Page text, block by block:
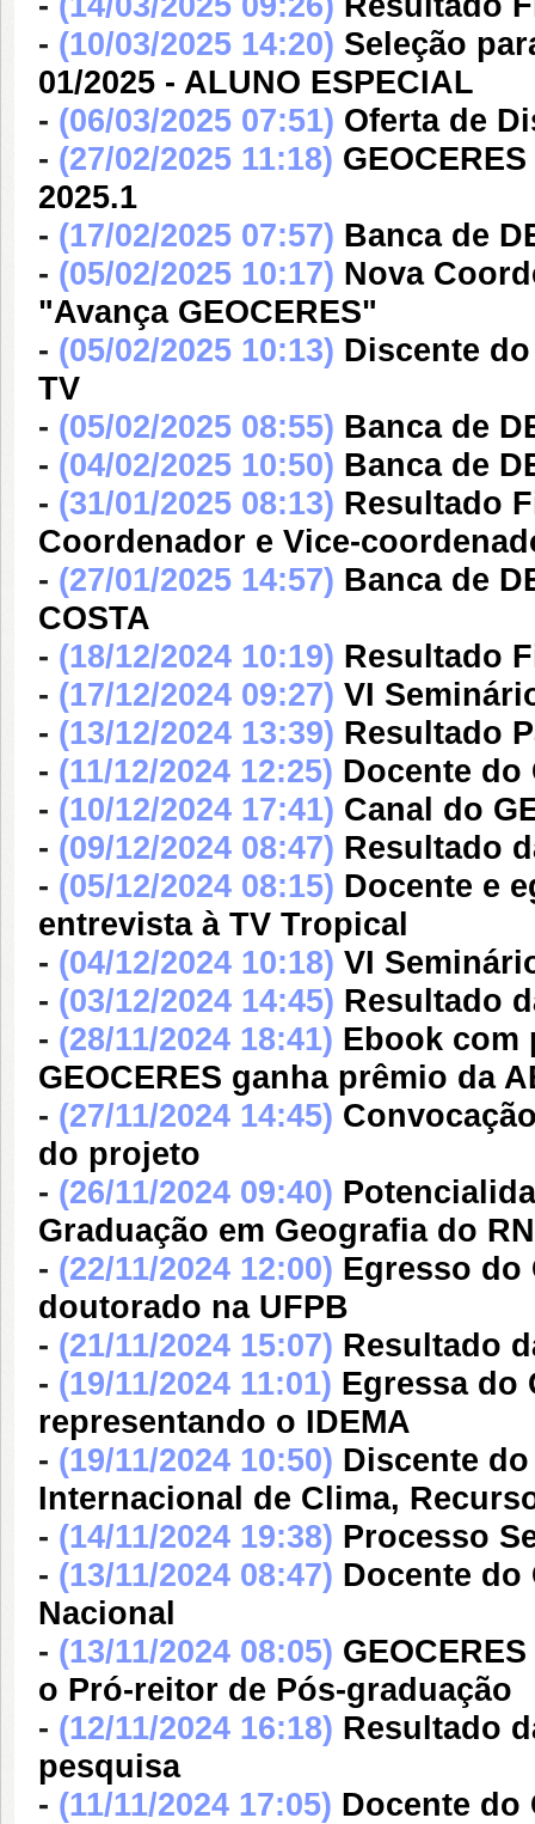
- (10/03/2025 14:20) Seleção
01/2025 - ALUNO ESPECIAL
- (06/03/2025 07:51) Oferta de
- (27/02/2025 11:18)
2025.1
- (17/02/2025 07:57) Banca de
- (05/02/2025 10:17) Nova
"Avança GEOCERES"
- (05/02/2025 10:13) Discente
TV
- (05/02/2025 08:55) Banca de
- (04/02/2025 10:50) Banca de
- (31/01/2025 08:13) Resultado
Coordenador e Vice-
- (27/01/2025 14:57) Banca de
COSTA
- (18/12/2024 10:19) Resultado
- (17/12/2024 09:27) VI
- (13/12/2024 13:39) Resultado
- (11/12/2024 12:25) Docente do
- (10/12/2024 17:41) Canal do
- (09/12/2024 08:47) Resultado
- (05/12/2024 08:15) Docente e
entrevista à TV Tropical
- (04/12/2024 10:18) VI
- (03/12/2024 14:45) Resultado
- (28/11/2024 18:41) Ebook com
GEOCERES ganha prêmio da
- (27/11/2024 14:45)
do projeto
- (26/11/2024 09:40)
Graduação em Geografia do
- (22/11/2024 12:00) Egresso do
doutorado na UFPB
- (21/11/2024 15:07) Resultado
- (19/11/2024 11:01) Egressa do
representando o IDEMA
- (19/11/2024 10:50) Discente
Internacional de Clima,
- (14/11/2024 19:38) Processo
- (13/11/2024 08:47) Docente do
Nacional
- (13/11/2024 08:05)
o Pró-reitor de Pós-graduação
- (12/11/2024 16:18) Resultado
pesquisa
- (11/11/2024 17:05) Docente do